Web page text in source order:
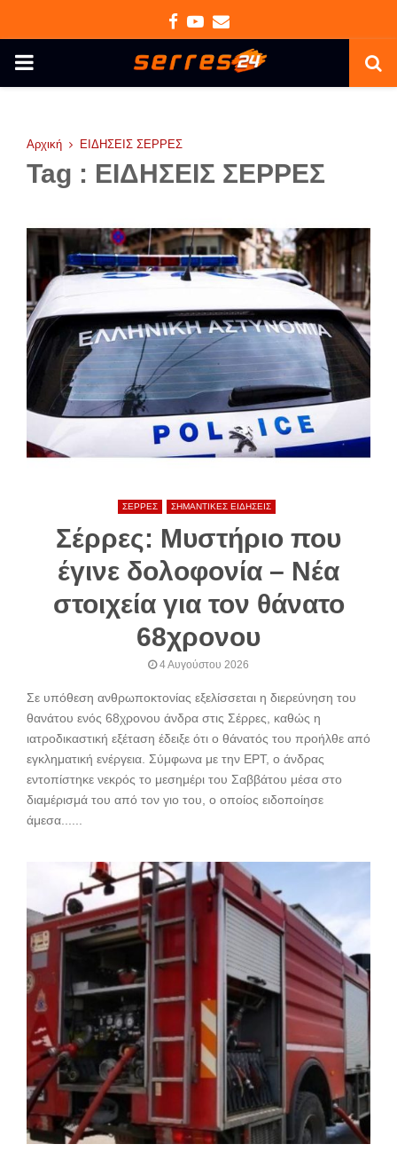
Facebook
Youtube
Email
PRIMARY
Αρχική ΕΙΔΗΣΕΙΣ ΣΕΡΡΕΣ
Tag : ΕΙΔΗΣΕΙΣ ΣΕΡΡΕΣ
ΣΕΡΡΕΣ ΣΗΜΑΝΤΙΚΕΣ ΕΙΔΗΣΕΙΣ
Σέρρες: Μυστήριο που
έγινε δολοφονία – Νέα
στοιχεία για τον θάνατο
68χρονου
4 Αυγούστου 2026
Σε υπόθεση ανθρωποκτονίας εξελίσσεται η διερεύνηση του
θανάτου ενός 68χρονου άνδρα στις Σέρρες, καθώς η
ιατροδικαστική εξέταση έδειξε ότι ο θάνατός του προήλθε από
εγκληματική ενέργεια. Σύμφωνα με την ΕΡΤ, ο άνδρας
εντοπίστηκε νεκρός το μεσημέρι του Σαββάτου μέσα στο
διαμέρισμά του από τον γιο του, ο οποίος ειδοποίησε
άμεσα......